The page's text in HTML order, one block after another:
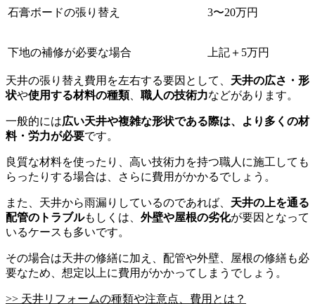
石膏ボードの張り替え 3〜20万円
下地の補修が必要な場合 上記＋5万円
天井の張り替え費用を左右する要因として、 天井の広さ・形
状や使用する材料の種類、 職人の技術力などがあります。
一般的には広い天井や複雑な形状である際は、より多くの材
料・労力が必要です。
良質な材料を使ったり、高い技術力を持つ職人に施工しても
らったりする場合は、さらに費用がかかるでしょう。
また、天井から雨漏りしているのであれば、 天井の上を通る
配管のトラブルもしくは、 外壁や屋根の劣化が要因となって
いるケースも多いです。
その場合は天井の修繕に加え、配管や外壁、屋根の修繕も必
要なため、想定以上に費用がかかってしまうでしょう。
>> 天井リフォームの種類や注意点、費用とは？